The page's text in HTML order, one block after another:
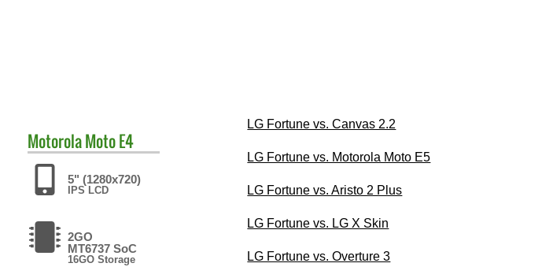
MotorolaMoto E4
5" (1280x720)
IPS LCD
2GO
MT6737 SoC
16GO Storage
LG Fortune vs. Canvas 2.2
LG Fortune vs. Motorola Moto E5
LG Fortune vs. Aristo 2 Plus
LG Fortune vs. LG X Skin
LG Fortune vs. Overture 3